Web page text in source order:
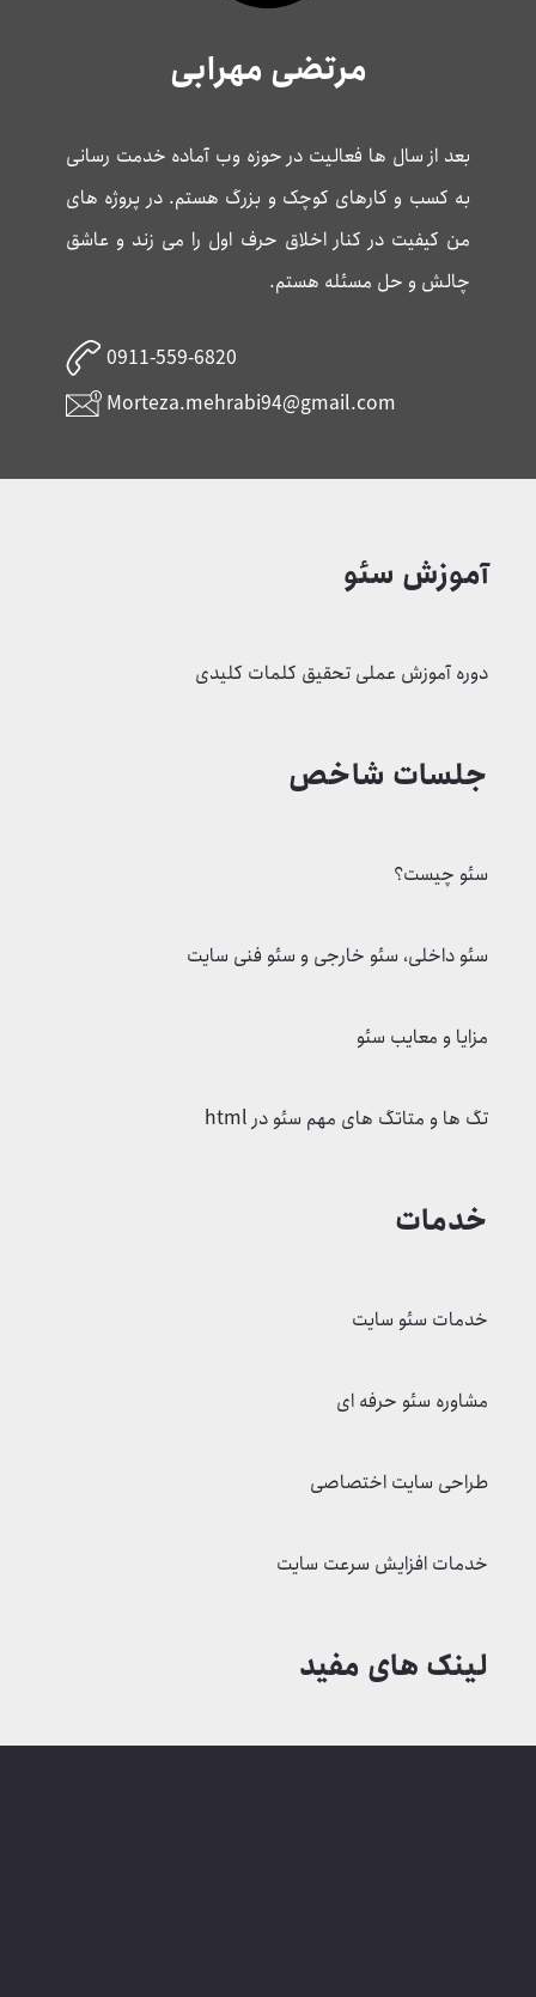
مرتضی مهرابی
بعد از سال ها فعالیت در حوزه وب آماده خدمت رسانی
به کسب و کارهای کوچک و بزرگ هستم. در پروژه های
من کیفیت در کنار اخلاق حرف اول را می زند و عاشق
چالش و حل مسئله هستم.
0911-559-6820
Morteza.mehrabi94@gmail.com
آموزش سئو
دوره آموزش عملی تحقیق کلمات کلیدی
جلسات شاخص
سئو چیست؟
سئو داخلی، سئو خارجی و سئو فنی سایت
مزایا و معایب سئو
تگ ها و متاتگ های مهم سئو در html
خدمات
خدمات سئو سایت
مشاوره سئو حرفه ای
طراحی سایت اختصاصی
خدمات افزایش سرعت سایت
لینک های مفید